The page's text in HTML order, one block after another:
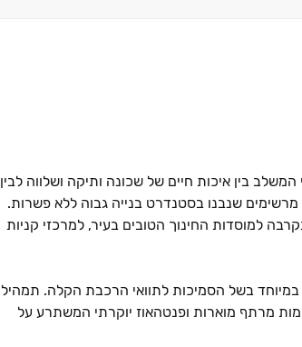
המשלב בין איכות חיים של שכונה ותיקה ושלווה לבין
תמ"א ‏38 בע"מ", כולל שני בנייני בוטיק מרשימים שנבנו בסטנדרט בנייה גבוה ללא פשרות.
למוסדות החינוך הטובים בעיר, למרכזי קניות
בשל הסמיכות לתוואי הרכבת הקלה. תמהיל
גן ייחודיות עם קומות מרתף מוארות ופנטהאוז יוקרתי המשתרע על